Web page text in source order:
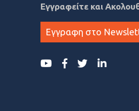
Εγγραφείτε και
Εγγραφη στο